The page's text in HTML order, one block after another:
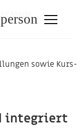
person
Made
sowie Kurs-
integriert